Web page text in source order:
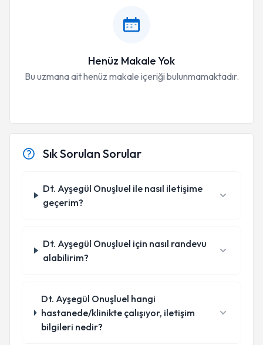
Henüz Makale Yok
Bu uzmana ait henüz makale içeriği bulunmamaktadır.
Sık Sorulan Sorular
Dt. Ayşegül Onuşluel ile nasıl iletişime
geçerim?
Dt. Ayşegül Onuşluel için nasıl randevu
alabilirim?
Dt. Ayşegül Onuşluel hangi
hastanede/klinikte çalışıyor, iletişim
bilgileri nedir?